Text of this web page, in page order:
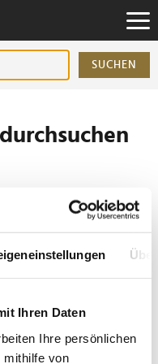
Ihren Daten
Ihre persönlichen
mithilfe von
SUCHEN
enthalten:
Schäden in